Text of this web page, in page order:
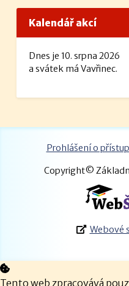
Kalendář akcí
Dnes je 10. srpna 2026
a svátek má Vavřinec.
Prohlášení o
Copyright©
Webové
Tento web zpracovává